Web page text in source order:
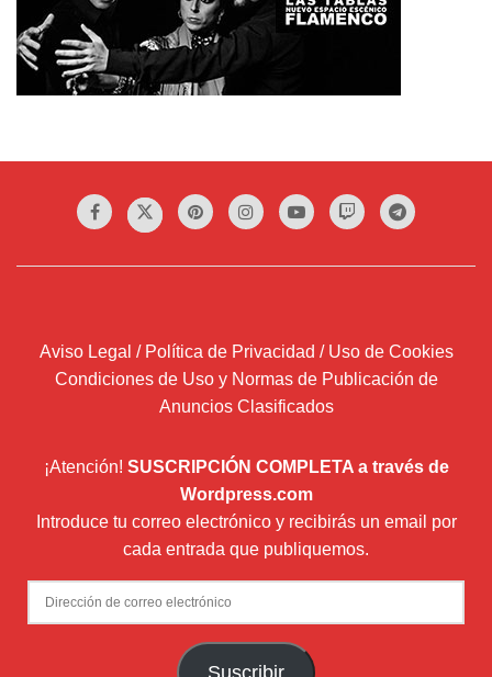
Aviso Legal / Política de Privacidad / Uso de Cookies
Condiciones de Uso y Normas de Publicación de
Anuncios Clasificados
¡Atención! SUSCRIPCIÓN COMPLETA a través de
Wordpress.com
Introduce tu correo electrónico y recibirás un email por
cada entrada que publiquemos.
Dirección
de
Suscribir